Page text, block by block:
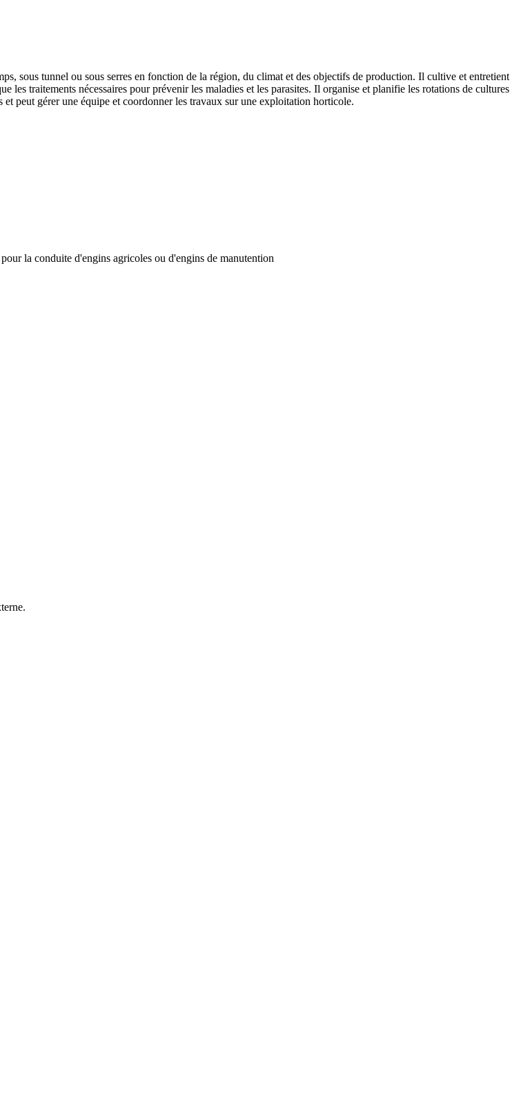
sous tunnel ou sous serres en fonction de la région, du climat et des objectifs de production. Il cultive et entretient
les traitements nécessaires pour prévenir les maladies et les parasites. Il organise et planifie les rotations de cultures
peut gérer une équipe et coordonner les travaux sur une exploitation horticole.
la conduite d'engins agricoles ou d'engins de manutention